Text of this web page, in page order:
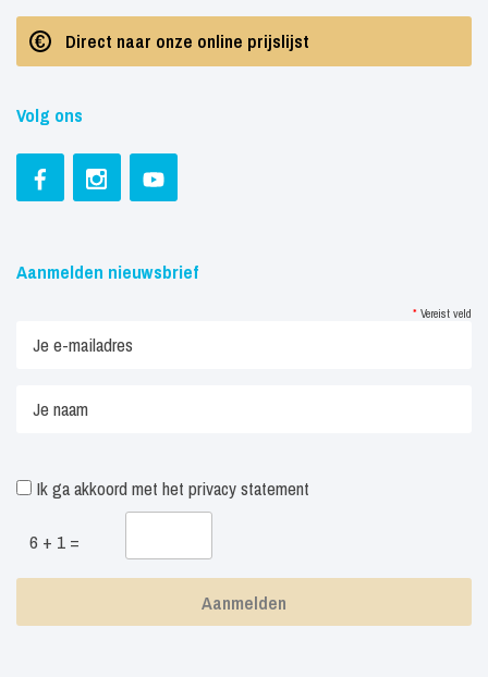
Direct naar onze online prijslijst
Volg ons
Aanmelden nieuwsbrief
* Vereist veld
Ik ga akkoord met het privacy statement
6 + 1 =